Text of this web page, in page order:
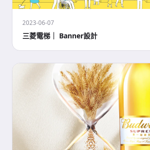
2023-06-07
三菱電梯｜ Banner設計